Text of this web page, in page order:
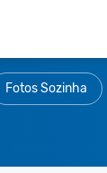
Fotos Sozinha